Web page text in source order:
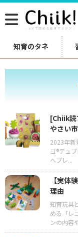
知育のタネ
[Chiik読
やさい
2023年新
ゴ®︎デュ
へプレ...
【実体
理由
知育玩具
める「レ
ンの内容